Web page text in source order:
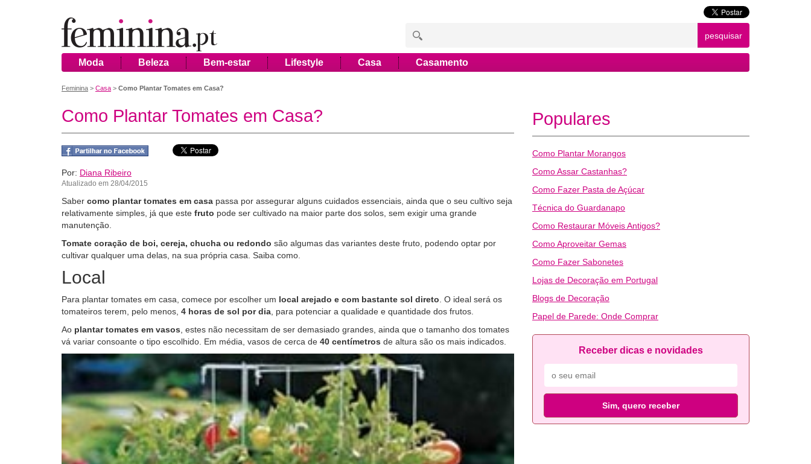
pesquisar
Moda Beleza Bem-estar Lifestyle Casa Casamento
Feminina > Casa > Como Plantar Tomates em Casa?
Como Plantar Tomates em Casa?
Por: Diana Ribeiro
Atualizado em 28/04/2015
Saber como plantar tomates em casa passa por assegurar alguns cuidados essenciais, ainda que o seu cultivo seja
relativamente simples, já que este fruto pode ser cultivado na maior parte dos solos, sem exigir uma grande
manutenção.
Tomate coração de boi, cereja, chucha ou redondo são algumas das variantes deste fruto, podendo optar por
cultivar qualquer uma delas, na sua própria casa. Saiba como.
Local
Para plantar tomates em casa, comece por escolher um local arejado e com bastante sol direto . O ideal será os
tomateiros terem, pelo menos, 4 horas de sol por dia , para potenciar a qualidade e quantidade dos frutos.
Ao plantar tomates em vasos , estes não necessitam de ser demasiado grandes, ainda que o tamanho dos tomates
vá variar consoante o tipo escolhido. Em média, vasos de cerca de 40 centímetros de altura são os mais indicados.
Populares
Como Plantar Morangos
Como Assar Castanhas?
Como Fazer Pasta de Açúcar
Técnica do Guardanapo
Como Restaurar Móveis Antigos?
Como Aproveitar Gemas
Como Fazer Sabonetes
Lojas de Decoração em Portugal
Blogs de Decoração
Papel de Parede: Onde Comprar
Receber dicas e novidades
Sim, quero receber